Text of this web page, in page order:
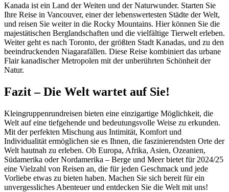
Kanada ist ein Land der Weiten und der Naturwunder. Starten Sie
Ihre Reise in Vancouver, einer der lebenswertesten Städte der Welt,
und reisen Sie weiter in die Rocky Mountains. Hier können Sie die
majestätischen Berglandschaften und die vielfältige Tierwelt erleben.
Weiter geht es nach Toronto, der größten Stadt Kanadas, und zu den
beeindruckenden Niagarafällen. Diese Reise kombiniert das urbane
Flair kanadischer Metropolen mit der unberührten Schönheit der
Natur.
Fazit – Die Welt wartet auf Sie!
Kleingruppenrundreisen bieten eine einzigartige Möglichkeit, die
Welt auf eine tiefgehende und bedeutungsvolle Weise zu erkunden.
Mit der perfekten Mischung aus Intimität, Komfort und
Individualität ermöglichen sie es Ihnen, die faszinierendsten Orte der
Welt hautnah zu erleben. Ob Europa, Afrika, Asien, Ozeanien,
Südamerika oder Nordamerika – Berge und Meer bietet für 2024/25
eine Vielzahl von Reisen an, die für jeden Geschmack und jede
Vorliebe etwas zu bieten haben. Machen Sie sich bereit für ein
unvergessliches Abenteuer und entdecken Sie die Welt mit uns!